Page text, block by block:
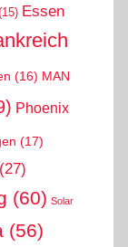
Essen
(16) MAN
Phoenix
(17)
(27)
(60) Solar
(56)